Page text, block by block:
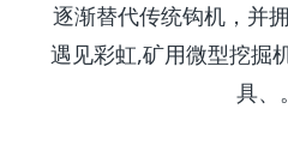
逐渐替代传统钩机，并
遇见彩虹,矿用微型挖掘
具、。